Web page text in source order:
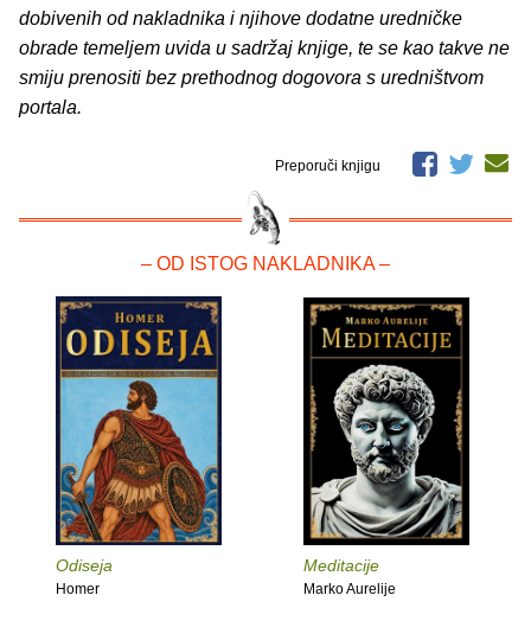
dobivenih od nakladnika i njihove dodatne uredničke
obrade temeljem uvida u sadržaj knjige, te se kao takve ne
smiju prenositi bez prethodnog dogovora s uredništvom
portala.
Preporuči knjigu
– OD ISTOG NAKLADNIKA –
Odiseja
Homer
Meditacije
Marko Aurelije